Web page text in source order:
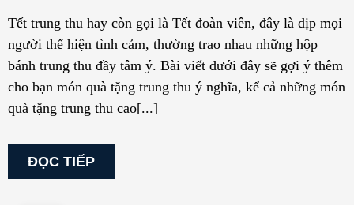
Tết trung thu hay còn gọi là Tết đoàn viên, đây là dịp mọi
người thể hiện tình cảm, thường trao nhau những hộp
bánh trung thu đầy tâm ý. Bài viết dưới đây sẽ gợi ý thêm
cho bạn món quà tặng trung thu ý nghĩa, kể cả những món
quà tặng trung thu cao[...]
ĐỌC TIẾP